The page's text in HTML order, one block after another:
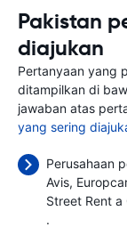
Pakistan
diajukan
Pertanyaan yang
ditampilkan di
jawaban atas
yang sering
Perusahaan
Avis
Street Rent a
.